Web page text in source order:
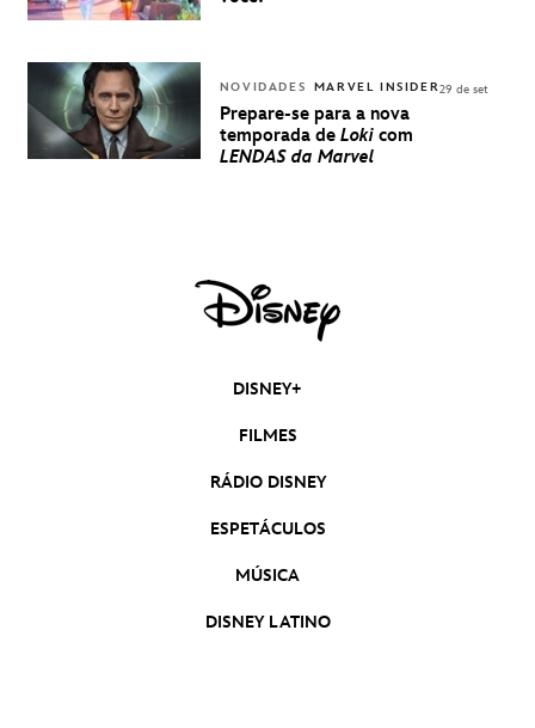
NOVIDADES MARVEL INSIDER
Prepare-se para a nova
temporada de Loki com
LENDAS da Marvel
29 de set
DISNEY+
FILMES
RÁDIO DISNEY
ESPETÁCULOS
MÚSICA
DISNEY LATINO